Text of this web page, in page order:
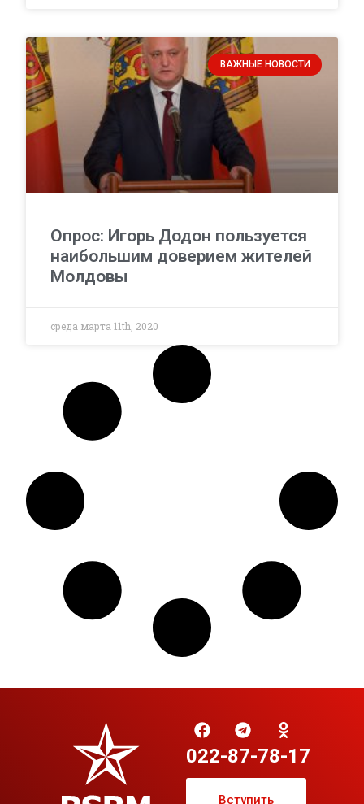
ВАЖНЫЕ НОВОСТИ
Опрос: Игорь Додон пользуется
наибольшим доверием жителей
Молдовы
среда марта 11th, 2020
022-87-78-17
Вступить